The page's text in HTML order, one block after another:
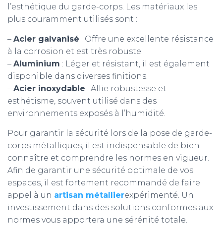
l’esthétique du garde-corps. Les matériaux les
plus couramment utilisés sont :
– Acier galvanisé : Offre une excellente résistance
à la corrosion et est très robuste.
– Aluminium : Léger et résistant, il est également
disponible dans diverses finitions.
– Acier inoxydable : Allie robustesse et
esthétisme, souvent utilisé dans des
environnements exposés à l’humidité.
Pour garantir la sécurité lors de la pose de garde-
corps métalliques, il est indispensable de bien
connaître et comprendre les normes en vigueur.
Afin de garantir une sécurité optimale de vos
espaces, il est fortement recommandé de faire
appel à un artisan métallierexpérimenté. Un
investissement dans des solutions conformes aux
normes vous apportera une sérénité totale.